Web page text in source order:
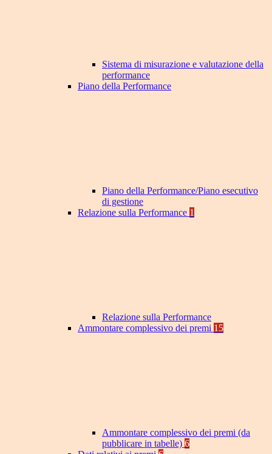
Sistema di misurazione e valutazione della
performance
Piano della Performance
Piano della Performance/Piano esecutivo
di gestione
Relazione sulla Performance 1
Relazione sulla Performance
Ammontare complessivo dei premi 15
Ammontare complessivo dei premi (da
pubblicare in tabelle) 6